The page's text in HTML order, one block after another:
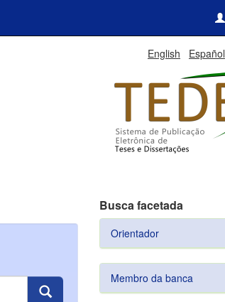
English Español
Busca facetada
Orientador
Membro da banca